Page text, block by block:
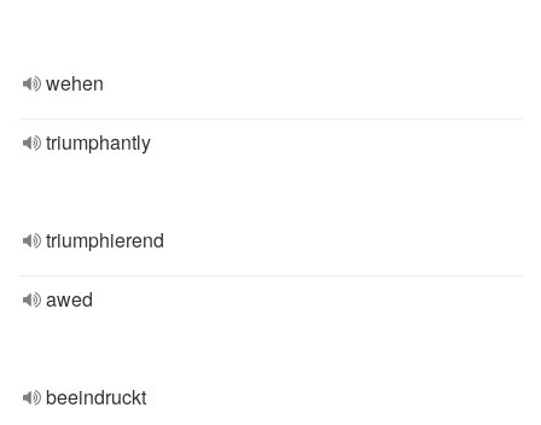
wehen
triumphantly
triumphierend
awed
beeindruckt